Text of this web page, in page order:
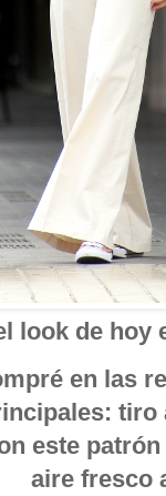
look de
en las
tiro
este
aire fresco